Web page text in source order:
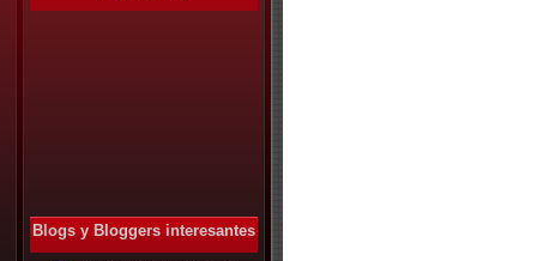
Blogs y Bloggers interesantes